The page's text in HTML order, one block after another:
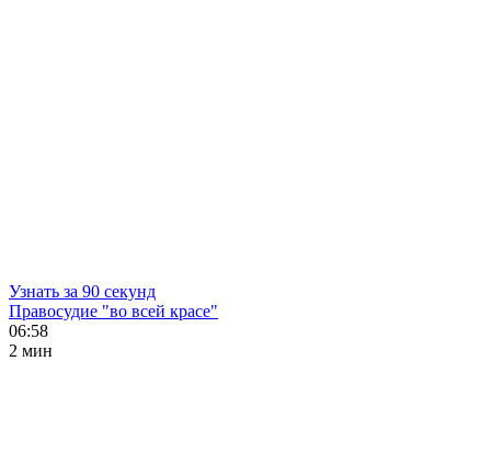
Узнать за 90 секунд
Правосудие "во всей красе"
06:58
2 мин